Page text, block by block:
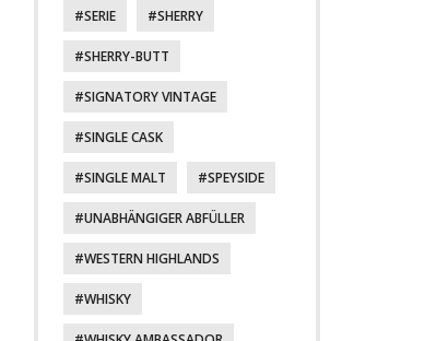
SERIE SHERRY
SHERRY-BUTT
SIGNATORY VINTAGE
SINGLE CASK
SINGLE MALT SPEYSIDE
UNABHÄNGIGER ABFÜLLER
WESTERN HIGHLANDS
WHISKY